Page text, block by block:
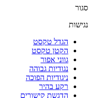
סגור
נגישות
הגדל טקסט
הקטן טקסט
גווני אפור
נגודיות גבוהה
ניגודיות הפוכה
רקע בהיר
הדגשת קישורים